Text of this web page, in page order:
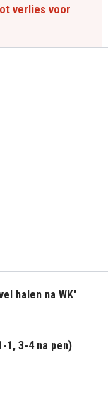
verlies voor
halen na WK'
1, 3-4 na pen)